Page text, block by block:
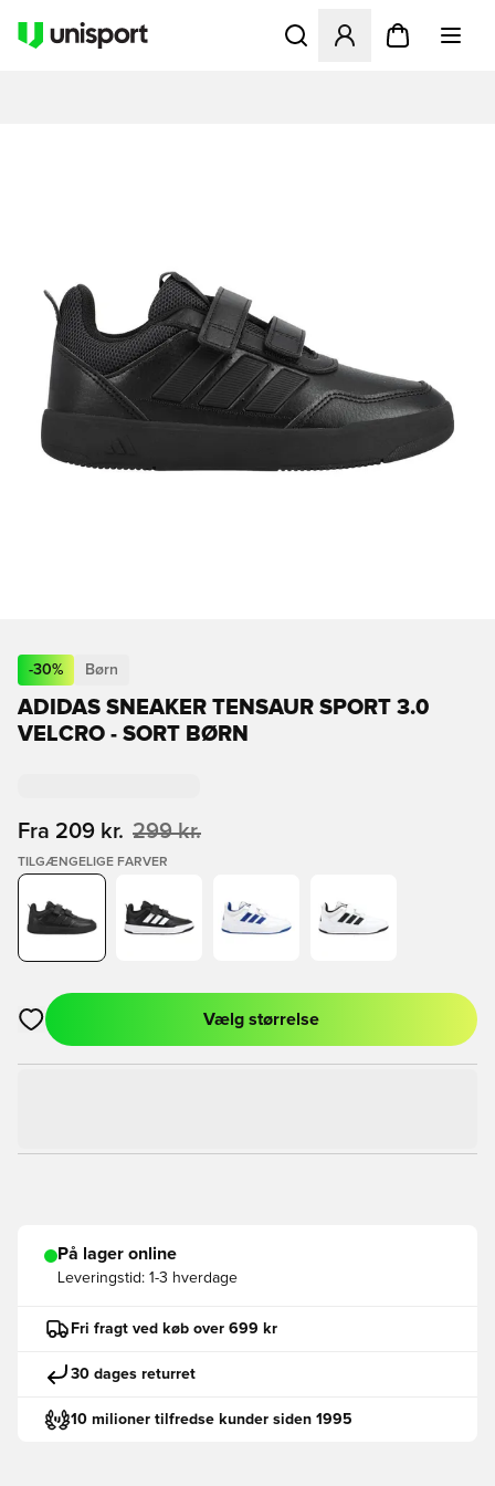
Åbner en Modal til at
-30% Børn
ADIDAS SNEAKER TENSAUR SPORT 3.0
VELCRO - SORT BØRN
Fra 209 kr. 299 kr.
TILGÆNGELIGE FARVER
Åbner en Modal til at logge ind eller tilmelde dig som medlem
Vælg størrelse
På lager online
Leveringstid: 1-3 hverdage
Fri fragt ved køb over 699 kr
30 dages returret
10 milioner tilfredse kunder siden 1995